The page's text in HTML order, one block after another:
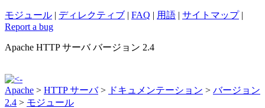
モジュール | ディレクティブ | FAQ | 用語 | サイトマップ|
Report a bug
Apache HTTP サーバ バージョン 2.4
Apache > HTTP サーバ> ドキュメンテーション > バージョン
2.4 > モジュール